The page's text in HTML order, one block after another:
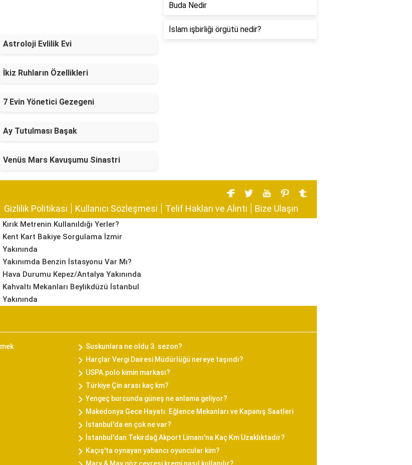
Astroloji Evlilik Evi
İkiz Ruhların Özellikleri
7 Evin Yönetici Gezegeni
Ay Tutulması Başak
Venüs Mars Kavuşumu Sinastri
Buda Nedir
İslam işbirliği örgütü nedir?
Gizlilik Politikası Kullanıcı Sözleşmesi Telif Hakları ve Alıntı Bize Ulaşın
Kırık Metrenin Kullanıldığı Yerler?
Kent Kart Bakiye Sorgulama İzmir
Yakınında
Yakınımda Benzin İstasyonu Var Mı?
Hava Durumu Kepez/Antalya Yakınında
Kahvaltı Mekanları Beylikdüzü İstanbul
Yakınında
Suskunlara ne oldu 3. sezon?
Harçlar Vergi Dairesi Müdürlüğü nereye taşındı?
USPA.polo kimin markası?
Türkiye Çin arası kaç km?
Yengeç burcunda güneş ne anlama geliyor?
Makedonya Gece Hayatı: Eğlence Mekanları ve Kapanış Saatleri
İstanbul'da en çok ne var?
İstanbul'dan Tekirdağ Akport Limanı'na Kaç Km Uzaklıktadır?
Kaçış'ta oynayan yabancı oyuncular kim?